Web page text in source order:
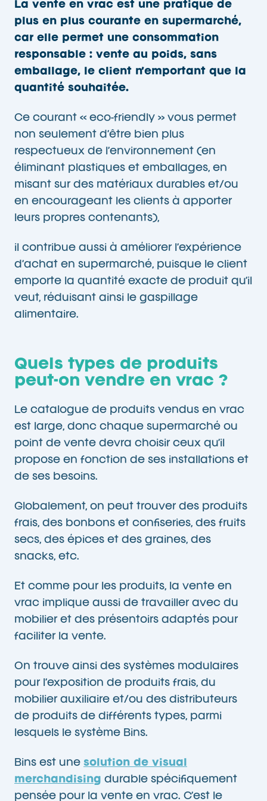
La vente en vrac est une pratique de
plus en plus courante en supermarché,
car elle permet une consommation
responsable : vente au poids, sans
emballage, le client n’emportant que la
quantité souhaitée.
Ce courant « eco-friendly » vous permet
non seulement d’être bien plus
respectueux de l’environnement (en
éliminant plastiques et emballages, en
misant sur des matériaux durables et/ou
en encourageant les clients à apporter
leurs propres contenants),
il contribue aussi à améliorer l’expérience
d’achat en supermarché, puisque le client
emporte la quantité exacte de produit qu’il
veut, réduisant ainsi le gaspillage
alimentaire.
Quels types de produits
peut-on vendre en vrac ?
Le catalogue de produits vendus en vrac
est large, donc chaque supermarché ou
point de vente devra choisir ceux qu’il
propose en fonction de ses installations et
de ses besoins.
Globalement, on peut trouver des produits
frais, des bonbons et confiseries, des fruits
secs, des épices et des graines, des
snacks, etc.
Et comme pour les produits, la vente en
vrac implique aussi de travailler avec du
mobilier et des présentoirs adaptés pour
faciliter la vente.
On trouve ainsi des systèmes modulaires
pour l’exposition de produits frais, du
mobilier auxiliaire et/ou des distributeurs
de produits de différents types, parmi
lesquels le système Bins.
Bins est une solution de visual
merchandising durable spécifiquement
pensée pour la vente en vrac. C’est le